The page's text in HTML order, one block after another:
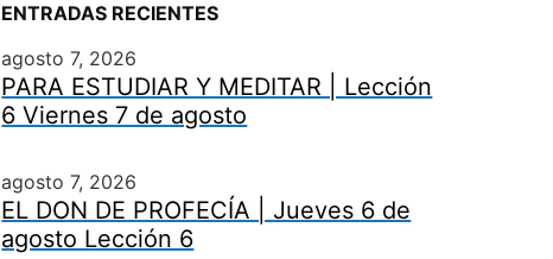
ENTRADAS RECIENTES
agosto 7, 2026
PARA ESTUDIAR Y MEDITAR | Lección
6 Viernes 7 de agosto
agosto 7, 2026
EL DON DE PROFECÍA | Jueves 6 de
agosto Lección 6